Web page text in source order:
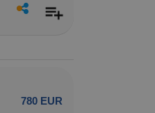
780 EUR